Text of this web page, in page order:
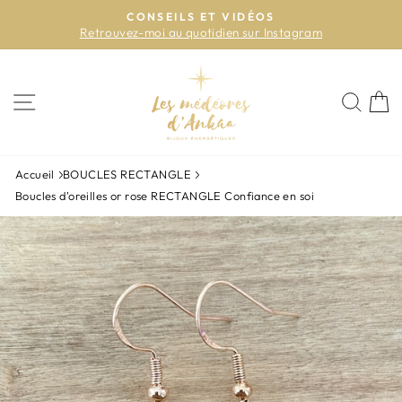
contenu
Diaporama
CONSEILS ET VIDÉOS
Retrouvez-moi au quotidien sur Instagram
Accueil
BOUCLES RECTANGLE
Boucles d'oreilles or rose RECTANGLE Confiance en soi